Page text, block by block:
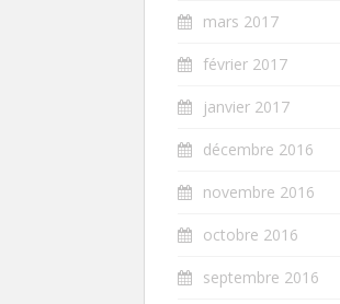
mars 2017
février 2017
janvier 2017
décembre 2016
novembre 2016
octobre 2016
septembre 2016